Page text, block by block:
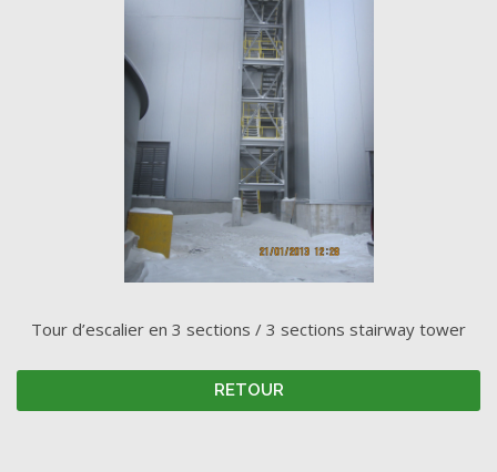
Tour d’escalier en 3 sections / 3 sections stairway tower
RETOUR